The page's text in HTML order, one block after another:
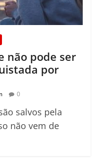
não pode ser
por
0
salvos pela
não vem de